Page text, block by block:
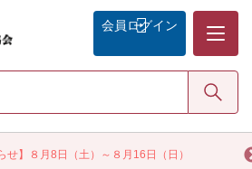
せ】８月8日（土）～８月16日（日）
会員 ログイン
検索